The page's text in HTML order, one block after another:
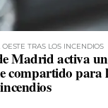
TRAS LOS INCENDIOS
Madrid activa
compartido para